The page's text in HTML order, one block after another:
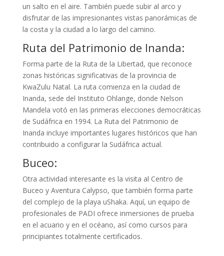
un salto en el aire. También puede subir al arco y
disfrutar de las impresionantes vistas panorámicas de
la costa y la ciudad a lo largo del camino.
Ruta del Patrimonio de Inanda:
Forma parte de la Ruta de la Libertad, que reconoce
zonas históricas significativas de la provincia de
KwaZulu Natal. La ruta comienza en la ciudad de
Inanda, sede del Instituto Ohlange, donde Nelson
Mandela votó en las primeras elecciones democráticas
de Sudáfrica en 1994. La Ruta del Patrimonio de
Inanda incluye importantes lugares históricos que han
contribuido a configurar la Sudáfrica actual.
Buceo:
Otra actividad interesante es la visita al Centro de
Buceo y Aventura Calypso, que también forma parte
del complejo de la playa uShaka. Aquí, un equipo de
profesionales de PADI ofrece inmersiones de prueba
en el acuario y en el océano, así como cursos para
principiantes totalmente certificados.